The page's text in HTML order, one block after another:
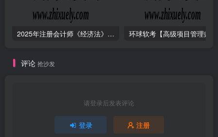
2025年注册会计师《经济法》【VIP课件】
评论 抢沙发
请登录后发表评论
登录 注册